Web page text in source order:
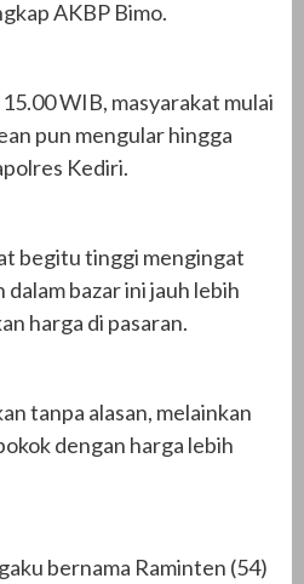
AKBP Bimo.
WIB, masyarakat mulai
pun mengular hingga
Kediri.
begitu tinggi mengingat
bazar ini jauh lebih
harga di pasaran.
tanpa alasan, melainkan
dengan harga lebih
bernama Raminten (54)